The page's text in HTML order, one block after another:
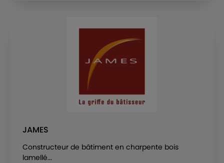
JAMES
Constructeur de bâtiment en charpente bois
lamellé...